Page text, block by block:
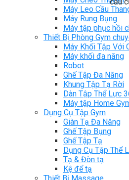
Máy Leo Cầu
Máy Rung Bụng
Máy tập phục hồi
Thiết Bị Phòng Gym
Máy Khối Tập Với
Máy khối đa năng
Robot
Ghế Tập Đa Năng
Khung Tập Tạ Rời
Dàn Tập Thể Lực
Máy tập Home
Dụng Cụ Tập Gym
Giàn Tạ Đa Năng
Ghế Tập Bụng
Ghế Tập Tạ
Dụng Cụ Tập Thể
Tạ & Đòn tạ
Kệ để tạ